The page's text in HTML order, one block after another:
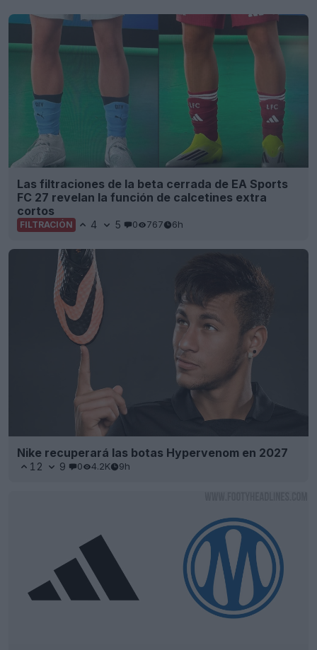
Las filtraciones de la beta cerrada de EA Sports
FC 27 revelan la función de calcetines extra
cortos
FILTRACIÓN 4 5 0 767 6h
Nike recuperará las botas Hypervenom en 2027
12 9 0 4.2K 9h